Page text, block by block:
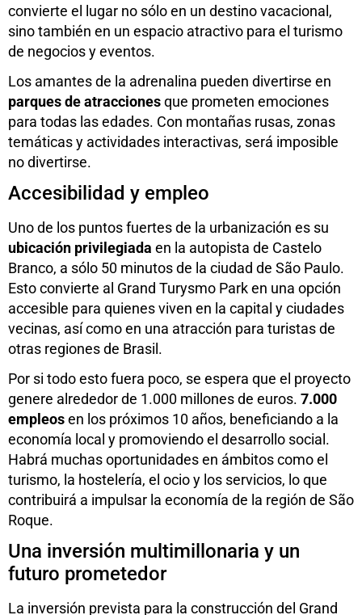
convierte el lugar no sólo en un destino vacacional,
sino también en un espacio atractivo para el turismo
de negocios y eventos.
Los amantes de la adrenalina pueden divertirse en
parques de atraccionesque prometen emociones
para todas las edades. Con montañas rusas, zonas
temáticas y actividades interactivas, será imposible
no divertirse.
Accesibilidad y empleo
Uno de los puntos fuertes de la urbanización es su
ubicación privilegiada en la autopista de Castelo
Branco, a sólo 50 minutos de la ciudad de São Paulo.
Esto convierte al Grand Turysmo Park en una opción
accesible para quienes viven en la capital y ciudades
vecinas, así como en una atracción para turistas de
otras regiones de Brasil.
Por si todo esto fuera poco, se espera que el proyecto
genere alrededor de 1.000 millones de euros. 7.000
empleosen los próximos 10 años, beneficiando a la
economía local y promoviendo el desarrollo social.
Habrá muchas oportunidades en ámbitos como el
turismo, la hostelería, el ocio y los servicios, lo que
contribuirá a impulsar la economía de la región de São
Roque.
Una inversión multimillonaria y un
futuro prometedor
La inversión prevista para la construcción del Grand